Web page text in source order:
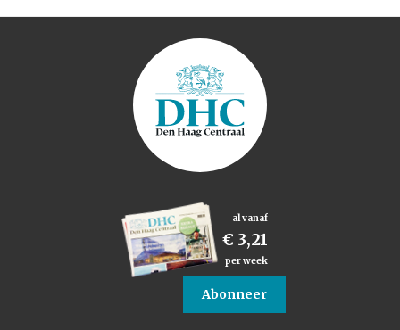
al vanaf
€ 3,21
per week
Abonneer